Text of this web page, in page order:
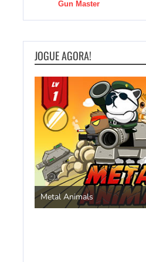
Gun Master
JOGUE AGORA!
Metal Animals